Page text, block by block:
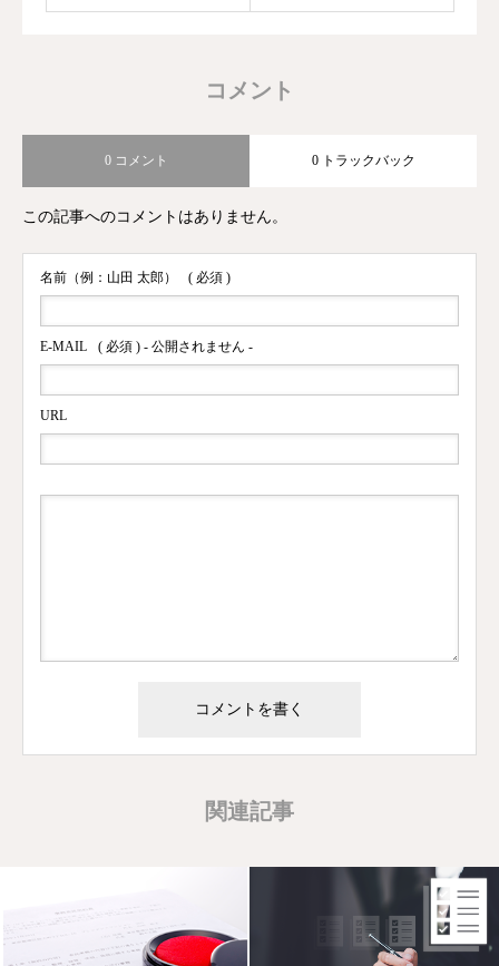
コメント
0 コメント 0 トラックバック
この記事へのコメントはありません。
名前（例：山田 太郎） ( 必須 )
E-MAIL ( 必須 ) - 公開されません -
URL
関連記事